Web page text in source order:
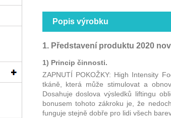
Popis výrobku
1. Představení produktu 2020
1) Princip činnosti.
ZAPNUTÍ POKOŽKY: High Intensity
tkáně, která může stimulovat a
Dosahuje doslova výsledků liftingu
bonusem tohoto zákroku je, že
funguje stejně dobře pro lidi všech